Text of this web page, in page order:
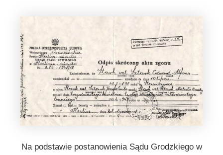
Na podstawie postanowienia Sądu Grodzkiego w